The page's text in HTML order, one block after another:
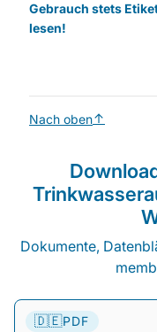
Gebrauch stets
lesen!
Nach oben
Dokumente,
🇩🇪PDF